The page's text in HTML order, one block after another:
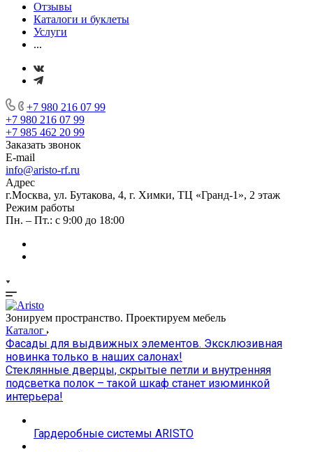
Отзывы
Каталоги и буклеты
Услуги
...
+7 980 216 07 99
+7 980 216 07 99
+7 985 462 20 99
Заказать звонок
E-mail
info@aristo-rf.ru
Адрес
г.Москва, ул. Бутакова, 4, г. Химки, ТЦ «Гранд-1», 2 этаж
Режим работы
Пн. – Пт.: с 9:00 до 18:00
Зонируем пространство. Проектируем мебель
Каталог
Фасады для выдвижных элементов. Эксклюзивная
новинка только в наших салонах!
Стеклянные дверцы, скрытые петли и внутренняя
подсветка полок – такой шкаф станет изюминкой
интерьера!
Гардеробные системы ARISTO